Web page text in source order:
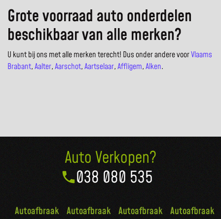
Grote voorraad auto onderdelen
beschikbaar van alle merken?
U kunt bij ons met alle merken terecht! Dus onder andere voorVlaams
Brabant,Aalter,Aarschot,Aartselaar,Affligem,Alken.
Auto Verkopen?
038 080 535
Autoafbraak Autoafbraak Autoafbraak Autoafbraak